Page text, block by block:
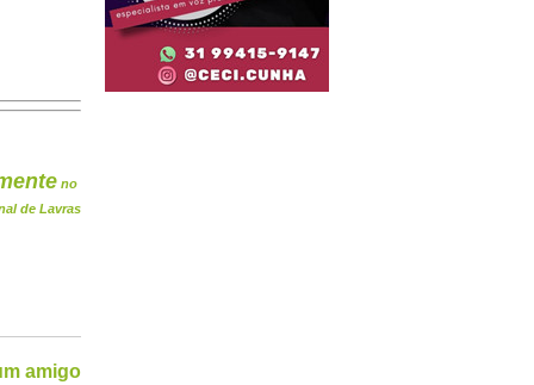
no
de Lavras
amigo